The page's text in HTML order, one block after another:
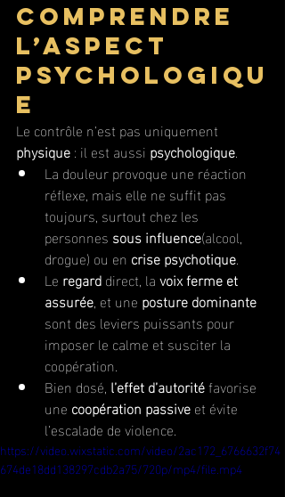
Comprendre
l’aspect
psychologiqu
e
Le contrôle n’est pas uniquement
physique : il est aussi psychologique.
La douleur provoque une réaction
réflexe, mais elle ne suffit pas
toujours, surtout chez les
personnes sous influence(alcool,
drogue) ou en crise psychotique.
Le regard direct, la voix ferme et
assurée, et une posture dominante
sont des leviers puissants pour
imposer le calme et susciter la
coopération.
Bien dosé, l’effet d’autorité favorise
une coopération passive et évite
l’escalade de violence.
https://video.wixstatic.com/video/2ac172_6766632f74
674de18dd138297cdb2a75/720p/mp4/file.mp4